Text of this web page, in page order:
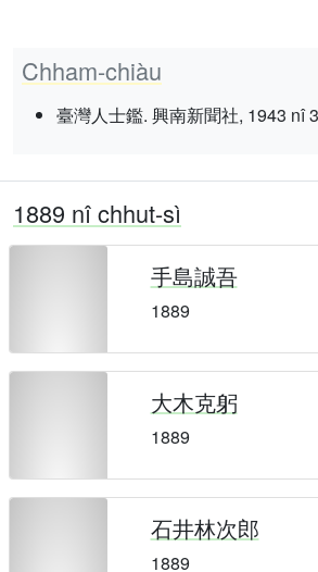
Chham-chiàu
臺灣人士鑑. 興南新聞社, 1943 nî
1889 nî chhut-sì
手島誠吾
1889
大木克躬
1889
石井林次郎
1889